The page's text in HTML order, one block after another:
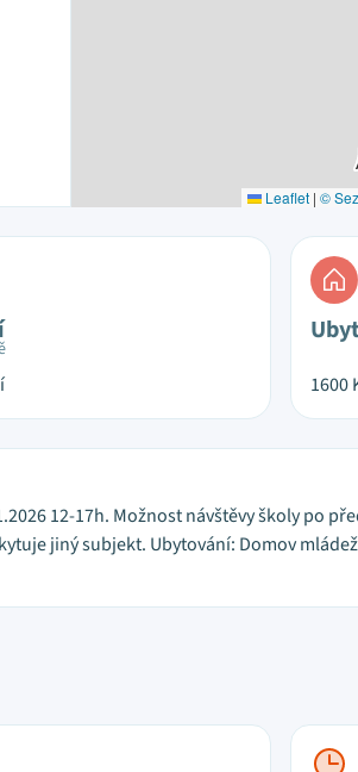
Leaflet | ©
1600
12-17h. Možnost návštěvy školy po
jiný subjekt. Ubytování: Domov